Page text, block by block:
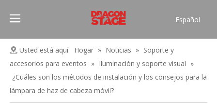
Español
Français
العربية
English
Usted está aquí: Hogar » Noticias » Soporte y
accesorios para eventos » Iluminación y soporte visual »
¿Cuáles son los métodos de instalación y los consejos para la
lámpara de haz de cabeza móvil?